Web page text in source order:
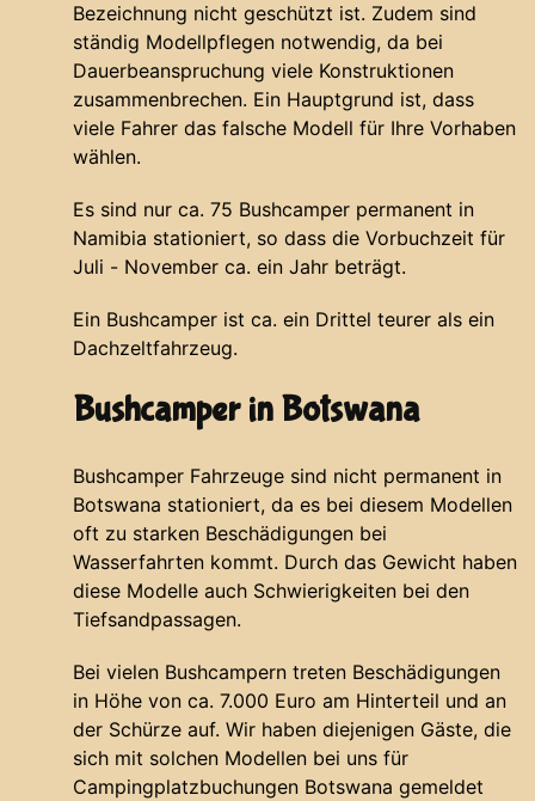
Bezeichnung nicht geschützt ist. Zudem sind
ständig Modellpflegen notwendig, da bei
Dauerbeanspruchung viele Konstruktionen
zusammenbrechen. Ein Hauptgrund ist, dass
viele Fahrer das falsche Modell für Ihre Vorhaben
wählen.
Es sind nur ca. 75 Bushcamper permanent in
Namibia stationiert, so dass die Vorbuchzeit für
Juli - November ca. ein Jahr beträgt.
Ein Bushcamper ist ca. ein Drittel teurer als ein
Dachzeltfahrzeug.
Bushcamper in Botswana
Bushcamper Fahrzeuge sind nicht permanent in
Botswana stationiert, da es bei diesem Modellen
oft zu starken Beschädigungen bei
Wasserfahrten kommt. Durch das Gewicht haben
diese Modelle auch Schwierigkeiten bei den
Tiefsandpassagen.
Bei vielen Bushcampern treten Beschädigungen
in Höhe von ca. 7.000 Euro am Hinterteil und an
der Schürze auf. Wir haben diejenigen Gäste, die
sich mit solchen Modellen bei uns für
Campingplatzbuchungen Botswana gemeldet